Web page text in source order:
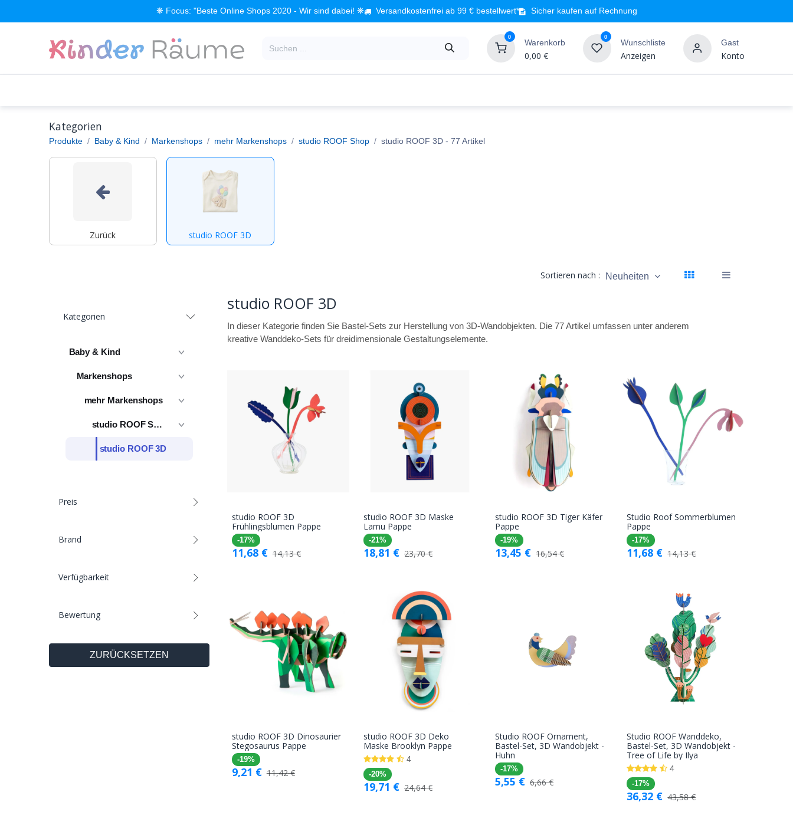
❋ Focus: "Beste Online Shops 2020 - Wir sind dabei! ❋ Versandkostenfrei ab 99 € bestellwert* Sicher kaufen auf Rechnung
0
Warenkorb
0,00 €
0
Wunschliste
Anzeigen
Gast
Konto
Kategorien
Produkte Baby & Kind Markenshops mehr Markenshops studio ROOF Shop studio ROOF 3D- 77 Artikel
Zurück studio ROOF 3D
Sortieren nach : Neuheiten
Kategorien
Baby & Kind
Markenshops
mehr Markenshops
studio ROOF Shop
studio ROOF 3D
Preis
Brand
Verfügbarkeit
Bewertung
ZURÜCKSETZEN
studio ROOF 3D
In dieser Kategorie finden Sie Bastel-Sets zur Herstellung von 3D-Wandobjekten. Die 77 Artikel umfassen unter anderem
kreative Wanddeko-Sets für dreidimensionale Gestaltungselemente.
In den
studio ROOF 3D
Frühlingsblumen Pappe
-17%
11,68€ 14,13€
In den
studio ROOF 3D Maske
Lamu Pappe
-21%
18,81 € 23,70€
In den
studio ROOF 3D Tiger Käfer
Pappe
-19%
13,45 € 16,54€
Studio Roof Sommerblumen
Pappe
-17%
11,68 € 14,13€
In den
studio ROOF 3D Dinosaurier
Stegosaurus Pappe
-19%
9,21 € 11,42€
In den
Warenkorb
studio ROOF 3D Deko
Maske Brooklyn Pappe
4
-20%
19,71 € 24,64€
In den
Studio ROOF Ornament,
Bastel-Set, 3D Wandobjekt -
Huhn
-17%
5,55 € 6,66€
In den
Warenkorb
Studio ROOF Wanddeko,
Bastel-Set, 3D Wandobjekt -
Tree of Life by Ilya
4
-17%
36,32 € 43,58€